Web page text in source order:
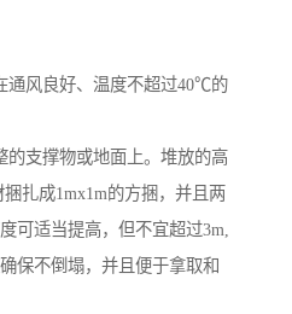
通风良好、温度不超过40℃的
的支撑物或地面上。堆放的高
扎成1mx1m的方捆，并且两
可适当提高，但不宜超过3m,
保不倒塌，并且便于拿取和